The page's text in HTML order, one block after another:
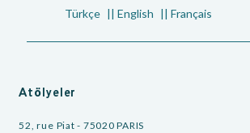
Türkçe English Français
Atölyeler
52, rue Piat - 75020 PARIS